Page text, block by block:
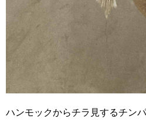
ハンモックからチラ見するチン